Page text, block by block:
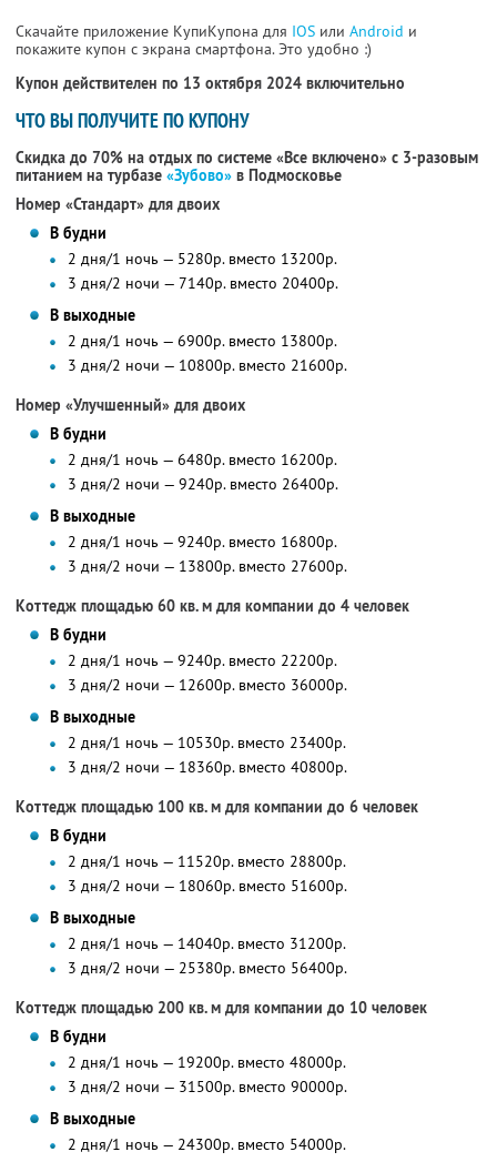
Скачайте приложение КупиКупона для IOS или Android и
покажите купон с экрана смартфона. Это удобно :)
Купон действителен по 13 октября 2024 включительно
ЧТО ВЫ ПОЛУЧИТЕ ПО КУПОНУ
Скидка до 70% на отдых по системе «Все включено» с 3-разовым
питанием на турбазе «Зубово» в Подмосковье
Номер «Стандарт» для двоих
В будни
2 дня/1 ночь — 5280р. вместо 13200р.
3 дня/2 ночи — 7140р. вместо 20400р.
В выходные
2 дня/1 ночь — 6900р. вместо 13800р.
3 дня/2 ночи — 10800р. вместо 21600р.
Номер «Улучшенный» для двоих
В будни
2 дня/1 ночь — 6480р. вместо 16200р.
3 дня/2 ночи — 9240р. вместо 26400р.
В выходные
2 дня/1 ночь — 9240р. вместо 16800р.
3 дня/2 ночи — 13800р. вместо 27600р.
Коттедж площадью 60 кв. м для компании до 4 человек
В будни
2 дня/1 ночь — 9240р. вместо 22200р.
3 дня/2 ночи — 12600р. вместо 36000р.
В выходные
2 дня/1 ночь — 10530р. вместо 23400р.
3 дня/2 ночи — 18360р. вместо 40800р.
Коттедж площадью 100 кв. м для компании до 6 человек
В будни
2 дня/1 ночь — 11520р. вместо 28800р.
3 дня/2 ночи — 18060р. вместо 51600р.
В выходные
2 дня/1 ночь — 14040р. вместо 31200р.
3 дня/2 ночи — 25380р. вместо 56400р.
Коттедж площадью 200 кв. м для компании до 10 человек
В будни
2 дня/1 ночь — 19200р. вместо 48000р.
3 дня/2 ночи — 31500р. вместо 90000р.
В выходные
2 дня/1 ночь — 24300р. вместо 54000р.